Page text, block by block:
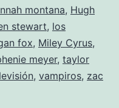
los
«Teen
Choice
Awards»
montana, Hugh
stewart, los
fox, Miley Cyrus,
meyer, taylor
, vampiros, zac